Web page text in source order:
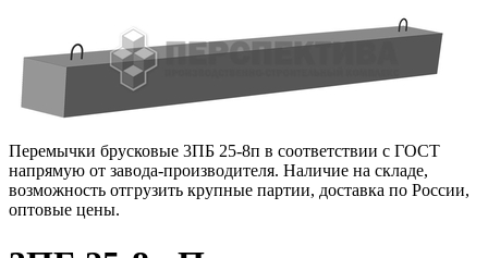
Перемычки брусковые 3ПБ 25-8п в соответствии с ГОСТ
напрямую от завода-производителя. Наличие на складе,
возможность отгрузить крупные партии, доставка по России,
оптовые цены.